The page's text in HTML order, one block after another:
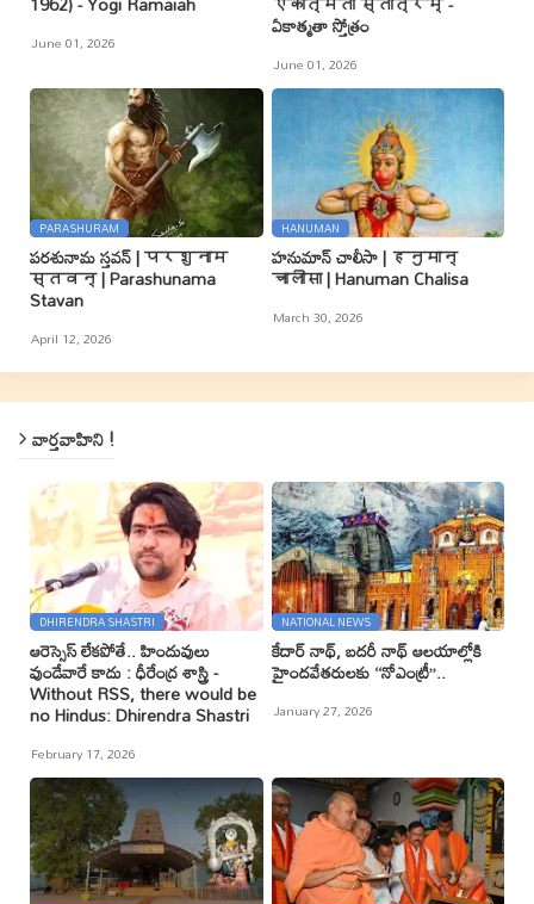
June 01, 2026
ఏకాత్మతా స్తోత్రం
June 01, 2026
PARASHURAM
పరశునామ స్తవన్ | परशुनाम
स्तवन् | Parashunama
Stavan
April 12, 2026
HANUMAN
హనుమాన్ చాలీసా | हनुमान्
चालीसा | Hanuman Chalisa
March 30, 2026
వార్తవాహిని !
DHIRENDRA SHASTRI
ఆరెస్సెస్ లేకపోతే.. హిందువులు
వుండేవారే కాదు : ధీరేంద్ర శాస్త్రి -
Without RSS, there would be
no Hindus: Dhirendra Shastri
February 17, 2026
NATIONAL NEWS
కేదార్ నాథ్, బదరీ నాథ్ ఆలయాల్లోకి
హైందవేతరులకు ‘‘నోఎంట్రీ’’..
January 27, 2026